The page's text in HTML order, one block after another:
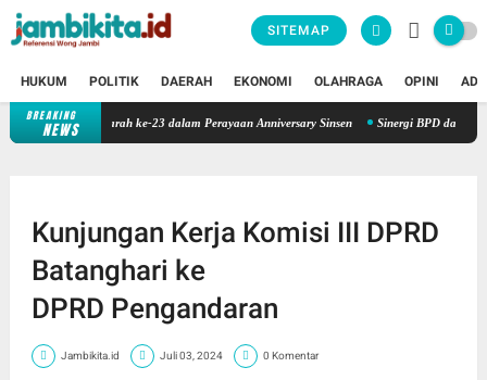
SITEMAP
HUKUM POLITIK DAERAH EKONOMI OLAHRAGA OPINI
BREAKING
NEWS
Donor Darah ke-23 dalam Perayaan Anniversary Sinsen Sinergi BPD dan Daerah:
Kunjungan Kerja Komisi III DPRD
Batanghari ke
DPRD Pengandaran
Jambikita.id Juli 03, 2024 0 Komentar